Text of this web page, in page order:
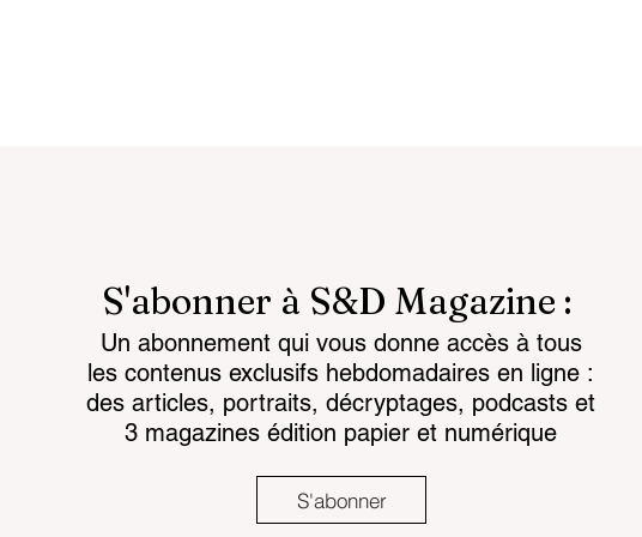
Cryptographie post-
quantique et souveraineté :
l’europe à l’heure de la
grande bascule
Réduire et maîtriser nos
dépendances
l’Europe doit choisir !
S'abonner à S&D Magazine :
Un abonnement qui vous donne accès à tous
les contenus exclusifs hebdomadaires en ligne :
des articles, portraits, décryptages, podcasts et
3 magazines édition papier et numérique
S'abonner